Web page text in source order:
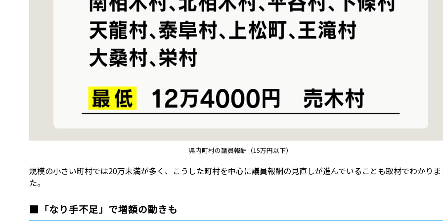
県内町村の議員報酬（15万円以下）
規模の小さい町村では20万未満が多く、こうした町村を中心に議員報酬の見直しが進んでいることも取材でわかり
た。
■「なり手不足」で増額の動きも